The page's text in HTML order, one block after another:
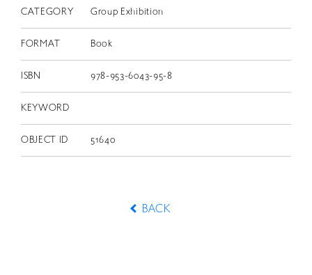
CATEGORY Group Exhibition
FORMAT Book
ISBN 978-953-6043-95-8
KEYWORD
OBJECT ID 51640
BACK